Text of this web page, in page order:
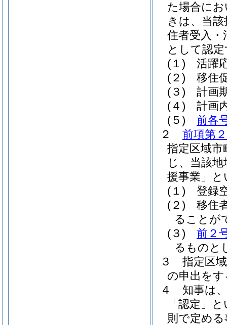
た場合に
きは、当
住者受入・
として認
(１)
活躍
(２)
移住
(３)
計画
(４)
計画
(５)
前各
２
前項第
指定区域市
じ、当該
援事業」と
(１)
登録
(２)
移住
ることが
(３)
前２
るものと
３
指定区
の申出を
４
知事は、
「認定」
則で定め